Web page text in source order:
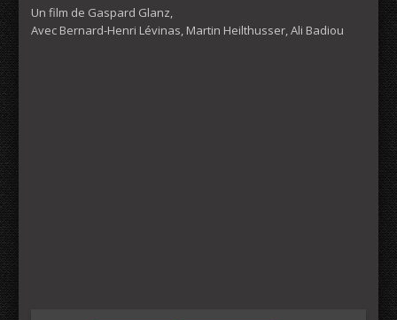
Un film de Gaspard Glanz,
Avec Bernard-Henri Lévinas, Martin Heilthusser, Ali Badiou